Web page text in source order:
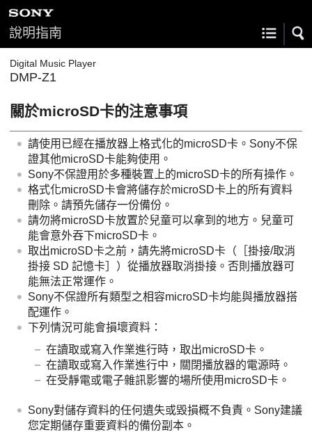
說明指南
Digital Music Player
DMP-Z1
關於microSD卡的注意事項
請使用已經在播放器上格式化的microSD卡。Sony不保
證其他microSD卡能夠使用。
Sony不保證用於多種裝置上的microSD卡的所有操作。
格式化microSD卡會將儲存於microSD卡上的所有資料
刪除。請預先儲存一份備份。
請勿將microSD卡放置於兒童可以拿到的地方。兒童可
能會意外吞下microSD卡。
取出microSD卡之前，請先將microSD卡（［掛接/取消
掛接 SD 記憶卡］）從播放器取消掛接。否則播放器可
能無法正常運作。
Sony不保證所有類型之相容microSD卡均能與播放器搭
配運作。
下列情況可能會損壞資料：
在讀取或寫入作業進行時，取出microSD卡。
在讀取或寫入作業進行中，關閉播放器的電源時。
在受靜電或電子雜訊影響的場所使用microSD卡。
Sony對儲存資料的任何遺失或毀損概不負責。Sony建議
您定期儲存重要資料的備份副本。